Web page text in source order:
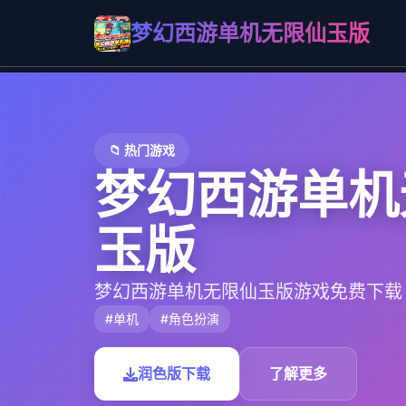
梦幻西游单机无限仙玉版
📁 热门游戏
梦幻西游单
玉版
梦幻西游单机无限仙玉版游戏免费下载
#单机 #角色扮演
润色版下载 了解更多